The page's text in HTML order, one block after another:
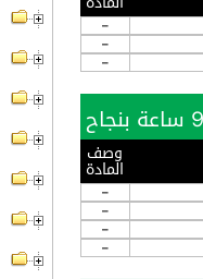
-
-
-
وصف
المادة
-
-
-
-